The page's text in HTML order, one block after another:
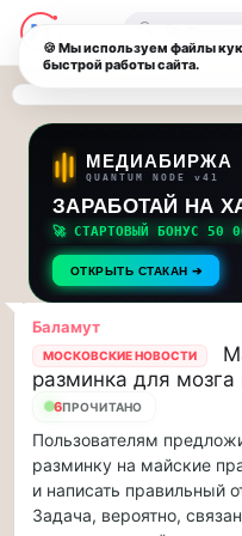
Последние
новости
и
обновления
потока:
Друзья,
приглашаем
на
музыкальную
прогулку
по
Москве
Чайковского!…
Друзья,
приглашаем
на
музыкальную
—
чат-
и
🔍
МЕДИАБИРЖА
QUANTUM NODE v41
ЗАРАБОТАЙ НА
🚀 СТАРТОВЫЙ БОНУС 50
ОТКРЫТЬ СТАКАН ➔
Баламут
МОСКОВСКИЕ НОВОСТИ
разминка для
6ПРОЧИТАНО
Пользователям
разминку на майские
и написать правильный
Задача, вероятно,
🍪 Мы используем файлы
быстрой работы сайта.